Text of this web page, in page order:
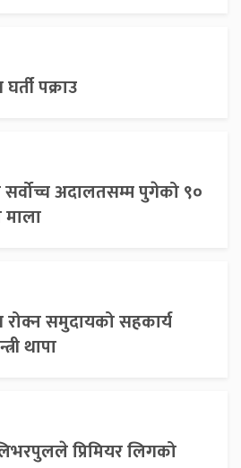
पक्राउ
अदालतसम्म पुगेको ९०
समुदायको सहकार्य
थापा
प्रिमियर लिगको